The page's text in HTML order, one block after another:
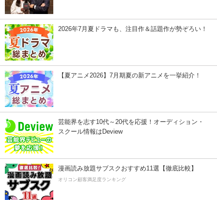
2026年7月夏ドラマも、注目作＆話題作が勢ぞろい！
【夏アニメ2026】7月期夏の新アニメを一挙紹介！
芸能界を志す10代～20代を応援！オーディション・
スクール情報はDeview
漫画読み放題サブスクおすすめ11選【徹底比較】
オリコン顧客満足度ランキング